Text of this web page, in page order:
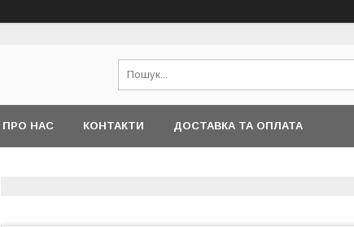
ПРО НАС КОНТАКТИ ДОСТАВКА ТА ОПЛАТА